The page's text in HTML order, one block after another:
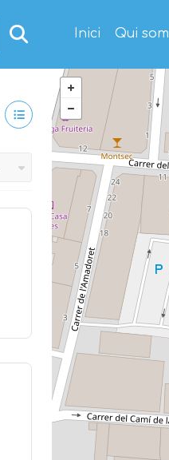
Inici Qui som